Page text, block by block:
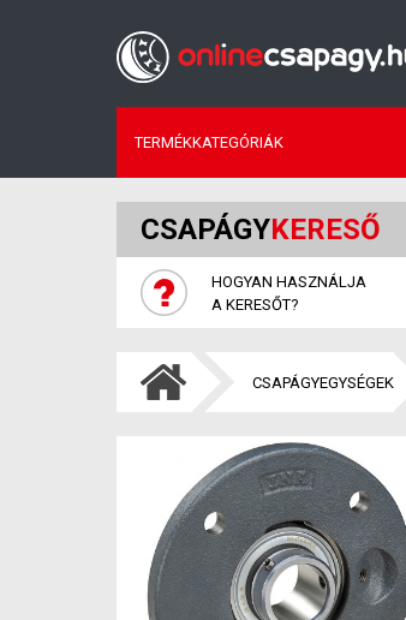
TERMÉKKATEGÓRIÁK
CSAPÁGYKERESŐ
HOGYAN HASZNÁLJA
A KERESŐT?
CSAPÁGYEGYSÉGEK